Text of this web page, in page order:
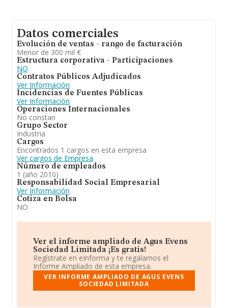
Datos comerciales
Evolución de ventas - rango de facturación
Menor de 300 mil €
Estructura corporativa - Participaciones
NO
Contratos Públicos Adjudicados
Ver Información
Incidencias de Fuentes Públicas
Ver Información
Operaciones Internacionales
No constan
Grupo Sector
Industria
Cargos
Encontrados 1 cargos en esta empresa
Ver cargos de Empresa
Número de empleados
1 (año 2010)
Responsabilidad Social Empresarial
Ver Información
Cotiza en Bolsa
NO
Ver el informe ampliado de Agus Evens
Sociedad Limitada ¡Es gratis!
Regístrate en eInforma y te regalamos el
Informe Ampliado de esta empresa.
VER INFORME AMPLIADO DE AGUS EVENS
SOCIEDAD LIMITADA